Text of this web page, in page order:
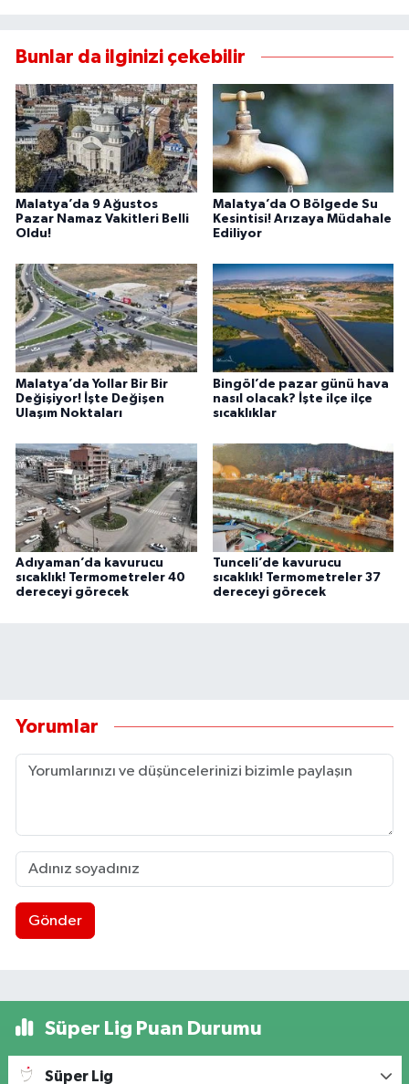
Bunlar da ilginizi çekebilir
Malatya’da 9 Ağustos
Pazar Namaz Vakitleri Belli
Oldu!
Malatya’da O Bölgede Su
Kesintisi! Arızaya Müdahale
Ediliyor
Malatya’da Yollar Bir Bir
Değişiyor! İşte Değişen
Ulaşım Noktaları
Bingöl’de pazar günü hava
nasıl olacak? İşte ilçe ilçe
sıcaklıklar
Adıyaman’da kavurucu
sıcaklık! Termometreler 40
dereceyi görecek
Tunceli’de kavurucu
sıcaklık! Termometreler 37
dereceyi görecek
Yorumlar
Gönder
Süper Lig Puan Durumu
Süper Lig